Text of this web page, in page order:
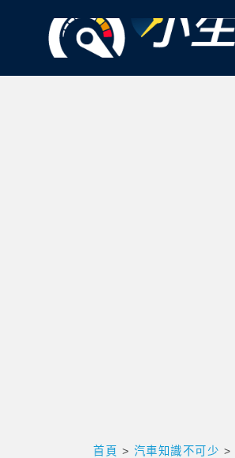
首頁 > 汽車知識不可少 >